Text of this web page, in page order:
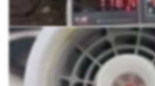
полнотелых и в пустотелых
Данный анкер создан для малых
любых ремонтных, монтажных и
мероприятиях.
В основе анкера синтетическая